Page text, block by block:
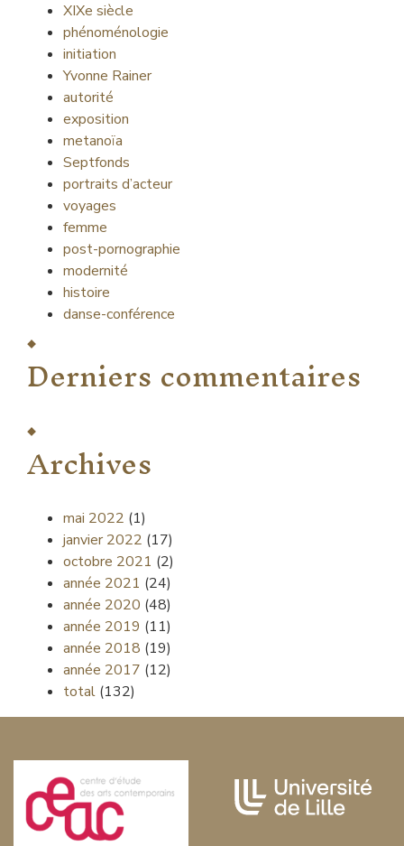
XIXe siècle
phénoménologie
initiation
Yvonne Rainer
autorité
exposition
metanoïa
Septfonds
portraits d’acteur
voyages
femme
post-pornographie
modernité
histoire
danse-conférence
Derniers commentaires
Archives
mai 2022 (1)
janvier 2022 (17)
octobre 2021 (2)
année 2021 (24)
année 2020 (48)
année 2019 (11)
année 2018 (19)
année 2017 (12)
total (132)